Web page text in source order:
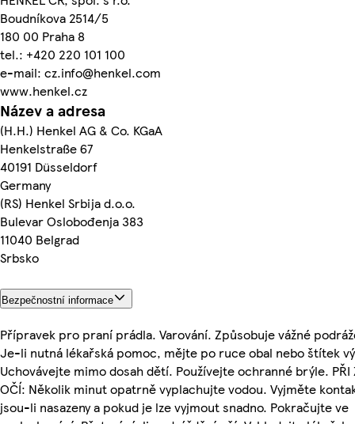
Boudníkova 2514/5
180 00 Praha 8
tel.: +420 220 101 100
e-mail: cz.info@henkel.com
www.henkel.cz
Název a adresa
(H.H.) Henkel AG & Co. KGaA
Henkelstraße 67
40191 Düsseldorf
Germany
(RS) Henkel Srbija d.o.o.
Bulevar Oslobođenja 383
11040 Belgrad
Srbsko
Bezpečnostní informace
Přípravek pro praní prádla. Varování. Způsobuje vážné
Je-li nutná lékařská pomoc, mějte po ruce obal nebo štítek
Uchovávejte mimo dosah dětí. Používejte ochranné brýle. PŘI
OČÍ: Několik minut opatrně vyplachujte vodou. Vyjměte
jsou-li nasazeny a pokud je lze vyjmout snadno. Pokračujte ve